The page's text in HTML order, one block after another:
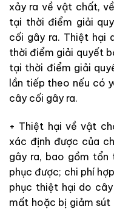
xảy ra về vật chất,
tại thời điểm giải
cối gây ra. Thiệt hại
thời điểm giải quyết
tại thời điểm giải
lần tiếp theo nếu có
cây cối gây ra.
+ Thiệt hại về vật
xác định được của
gây ra, bao gồm tổn
phục được; chi phí
phục thiệt hại do
mất hoặc bị giảm sút